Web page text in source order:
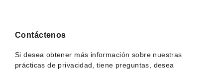
Contáctenos
Si desea obtener más información sobre nuestras
prácticas de privacidad, tiene preguntas, desea